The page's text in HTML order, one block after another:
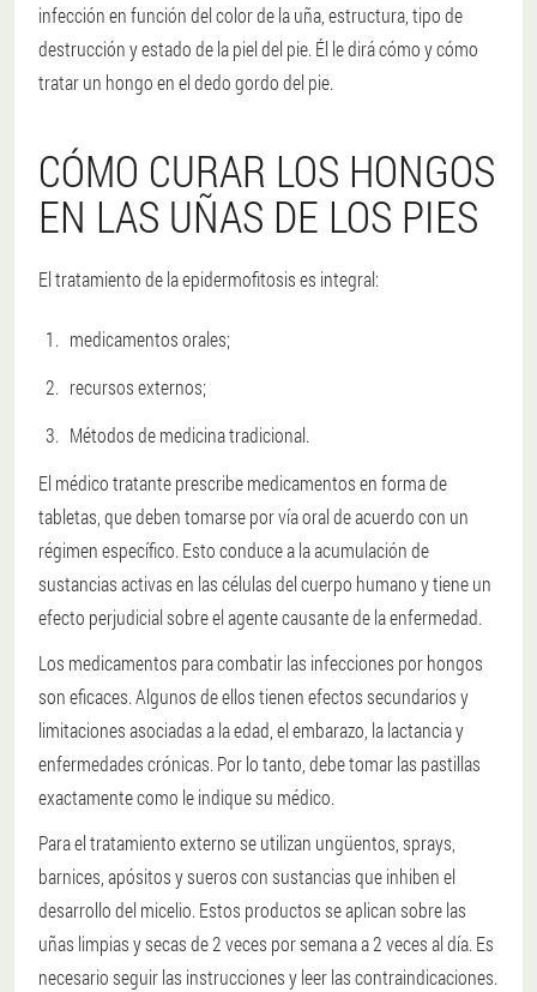
infección en función del color de la uña, estructura, tipo de
destrucción y estado de la piel del pie. Él le dirá cómo y cómo
tratar un hongo en el dedo gordo del pie.
CÓMO CURAR LOS HONGOS
EN LAS UÑAS DE LOS PIES
El tratamiento de la epidermofitosis es integral:
medicamentos orales;
recursos externos;
Métodos de medicina tradicional.
El médico tratante prescribe medicamentos en forma de
tabletas, que deben tomarse por vía oral de acuerdo con un
régimen específico. Esto conduce a la acumulación de
sustancias activas en las células del cuerpo humano y tiene un
efecto perjudicial sobre el agente causante de la enfermedad.
Los medicamentos para combatir las infecciones por hongos
son eficaces. Algunos de ellos tienen efectos secundarios y
limitaciones asociadas a la edad, el embarazo, la lactancia y
enfermedades crónicas. Por lo tanto, debe tomar las pastillas
exactamente como le indique su médico.
Para el tratamiento externo se utilizan ungüentos, sprays,
barnices, apósitos y sueros con sustancias que inhiben el
desarrollo del micelio. Estos productos se aplican sobre las
uñas limpias y secas de 2 veces por semana a 2 veces al día. Es
necesario seguir las instrucciones y leer las contraindicaciones.